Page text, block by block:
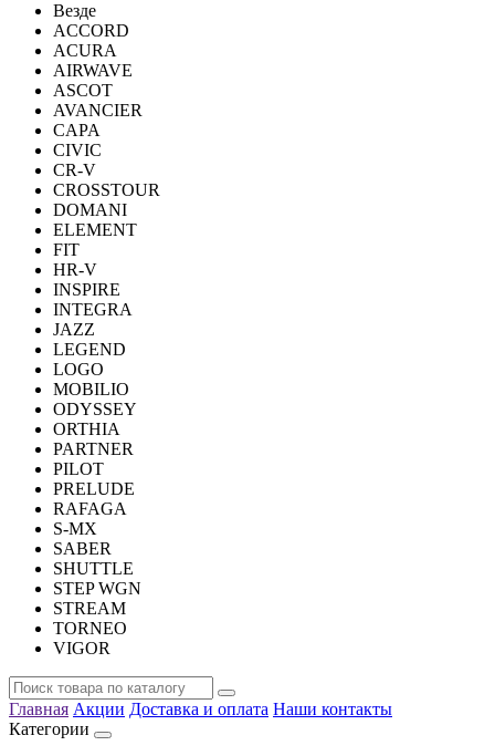
Везде
ACCORD
ACURA
AIRWAVE
ASCOT
AVANCIER
CAPA
CIVIC
CR-V
CROSSTOUR
DOMANI
ELEMENT
FIT
HR-V
INSPIRE
INTEGRA
JAZZ
LEGEND
LOGO
MOBILIO
ODYSSEY
ORTHIA
PARTNER
PILOT
PRELUDE
RAFAGA
S-MX
SABER
SHUTTLE
STEP WGN
STREAM
TORNEO
VIGOR
Главная Акции Доставка и оплата Наши контакты
Категории